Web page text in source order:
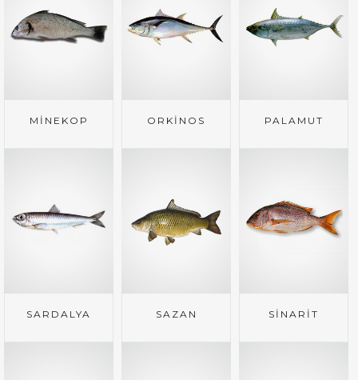
MİNEKOP ORKİNOS PALAMUT
SARDALYA SAZAN SİNARİT